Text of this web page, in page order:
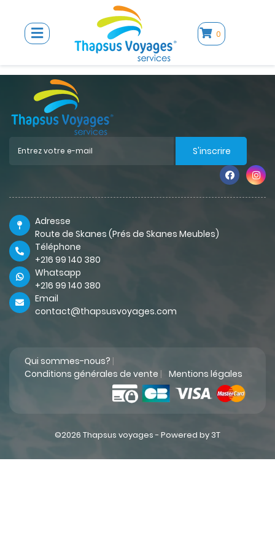
0
S'inscrire
Adresse
Route de Skanes (Prés de Skanes Meubles)
Téléphone
+216 99 140 380
Whatsapp
+216 99 140 380
Email
contact@thapsusvoyages.com
Qui sommes-nous? |
Conditions générales de vente | Mentions légales
©2026 Thapsus voyages - Powered by 3T